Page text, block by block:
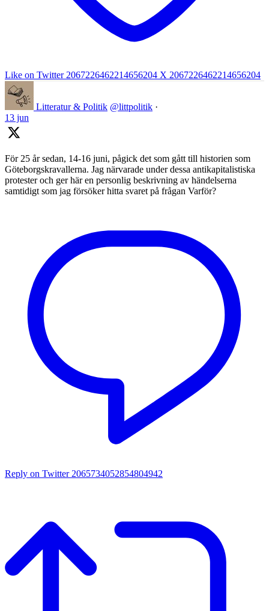
Like on Twitter 2067226462214656204 X 2067226462214656204
Litteratur & Politik @littpolitik ·
13 jun
För 25 år sedan, 14-16 juni, pågick det som gått till historien som
Göteborgskravallerna. Jag närvarade under dessa antikapitalistiska
protester och ger här en personlig beskrivning av händelserna
samtidigt som jag försöker hitta svaret på frågan Varför?
Reply on Twitter 2065734052854804942